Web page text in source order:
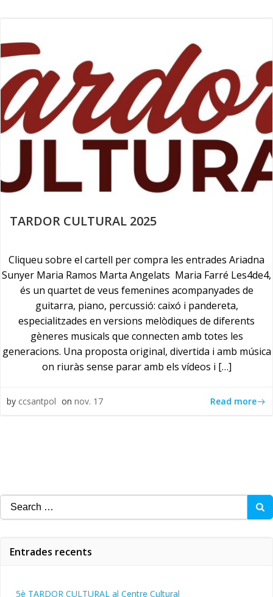
TARDOR CULTURAL 2025
Cliqueu sobre el cartell per compra les entrades Ariadna
Sunyer Maria Ramos Marta Angelats Maria Farré Les4de4,
és un quartet de veus femenines acompanyades de
guitarra, piano, percussió: caixó i pandereta,
especialitzades en versions melòdiques de diferents
gèneres musicals que connecten amb totes les
generacions. Una proposta original, divertida i amb música
on riuràs sense parar amb els vídeos i […]
by ccsantpol on nov. 17 Read more
Search
for:
Entrades recents
5è TARDOR CULTURAL al Centre Cultural